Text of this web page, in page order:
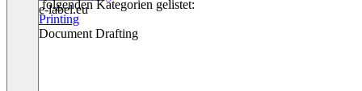
e-label.eu
In den folgenden Kategorien gelistet:
Label Printing
Legal Document Drafting